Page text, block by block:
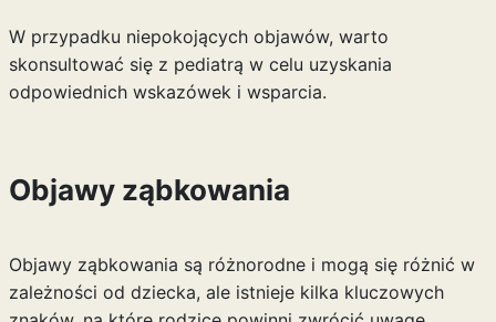
W przypadku niepokojących objawów, warto
skonsultować się z pediatrą w celu uzyskania
odpowiednich wskazówek i wsparcia.
Objawy ząbkowania
Objawy ząbkowania są różnorodne i mogą się różnić w
zależności od dziecka, ale istnieje kilka kluczowych